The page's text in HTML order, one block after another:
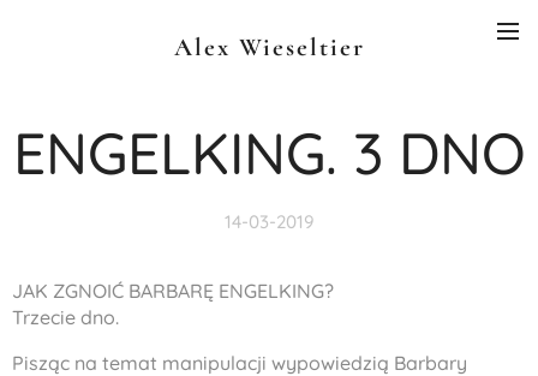
Alex Wieseltier
ENGELKING. 3 DNO
14-03-2019
JAK ZGNOIĆ BARBARĘ ENGELKING?
Trzecie dno.
Pisząc na temat manipulacji wypowiedzią Barbary